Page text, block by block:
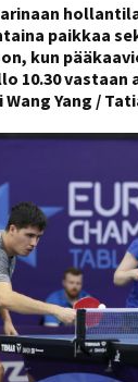
paikkaa
kun
10.30 vastaan
Yang /